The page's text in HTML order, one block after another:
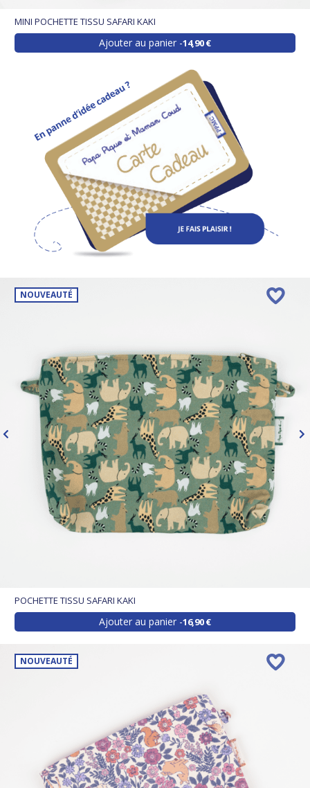
MINI POCHETTE TISSU SAFARI KAKI
Ajouter au panier 14,90 €
NOUVEAUTÉ
POCHETTE TISSU SAFARI KAKI
Ajouter au panier 16,90 €
NOUVEAUTÉ